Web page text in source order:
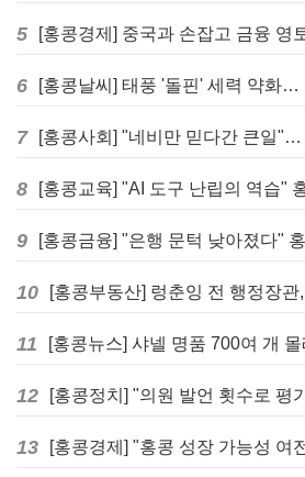
5
6 [홍콩날씨] 태풍 '돌핀' 세력 약화…
7
8
9
10
11
12
13